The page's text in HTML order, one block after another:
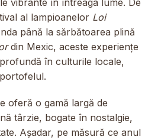
vibrante în întreaga lume. De
al lampioanelor Loi
până la sărbătoarea plină
din Mexic, aceste experiențe
în culturile locale,
oferă o gamă largă de
târzie, bogate în nostalgie,
Așadar, pe măsură ce anul